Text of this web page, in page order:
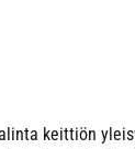
keittiön